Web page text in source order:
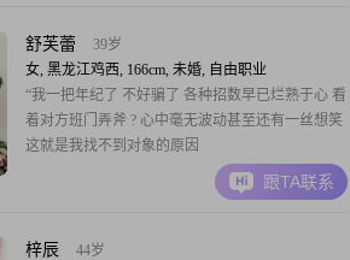
舒芙蕾
39岁
女, 黑龙江鸡西, 166cm, 未婚, 自由职业
“我一把年纪了 不好骗了 各种招数早已烂熟于心 看
着对方班门弄斧 ? 心中毫无波动甚至还有一丝想笑
这就是我找不到对象的原因
跟TA联系
梓辰
44岁